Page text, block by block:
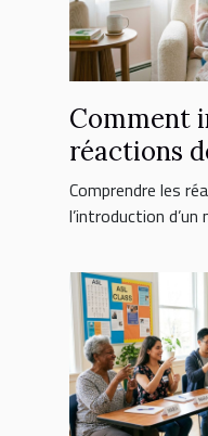
Comment
réactions
nouveau
Comprendre les
l’introduction